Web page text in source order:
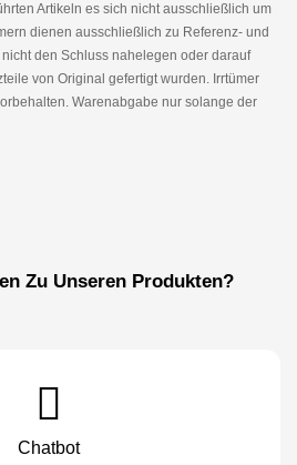
Artikeln es sich nicht ausschließlich um
dienen ausschließlich zu Referenz- und
den Schluss nahelegen oder darauf
von Original gefertigt wurden. Irrtümer
Warenabgabe nur solange der
Zu Unseren Produkten?
Chatbot